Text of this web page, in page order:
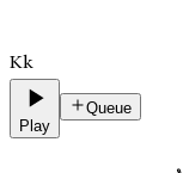
Kk
Play
Queue